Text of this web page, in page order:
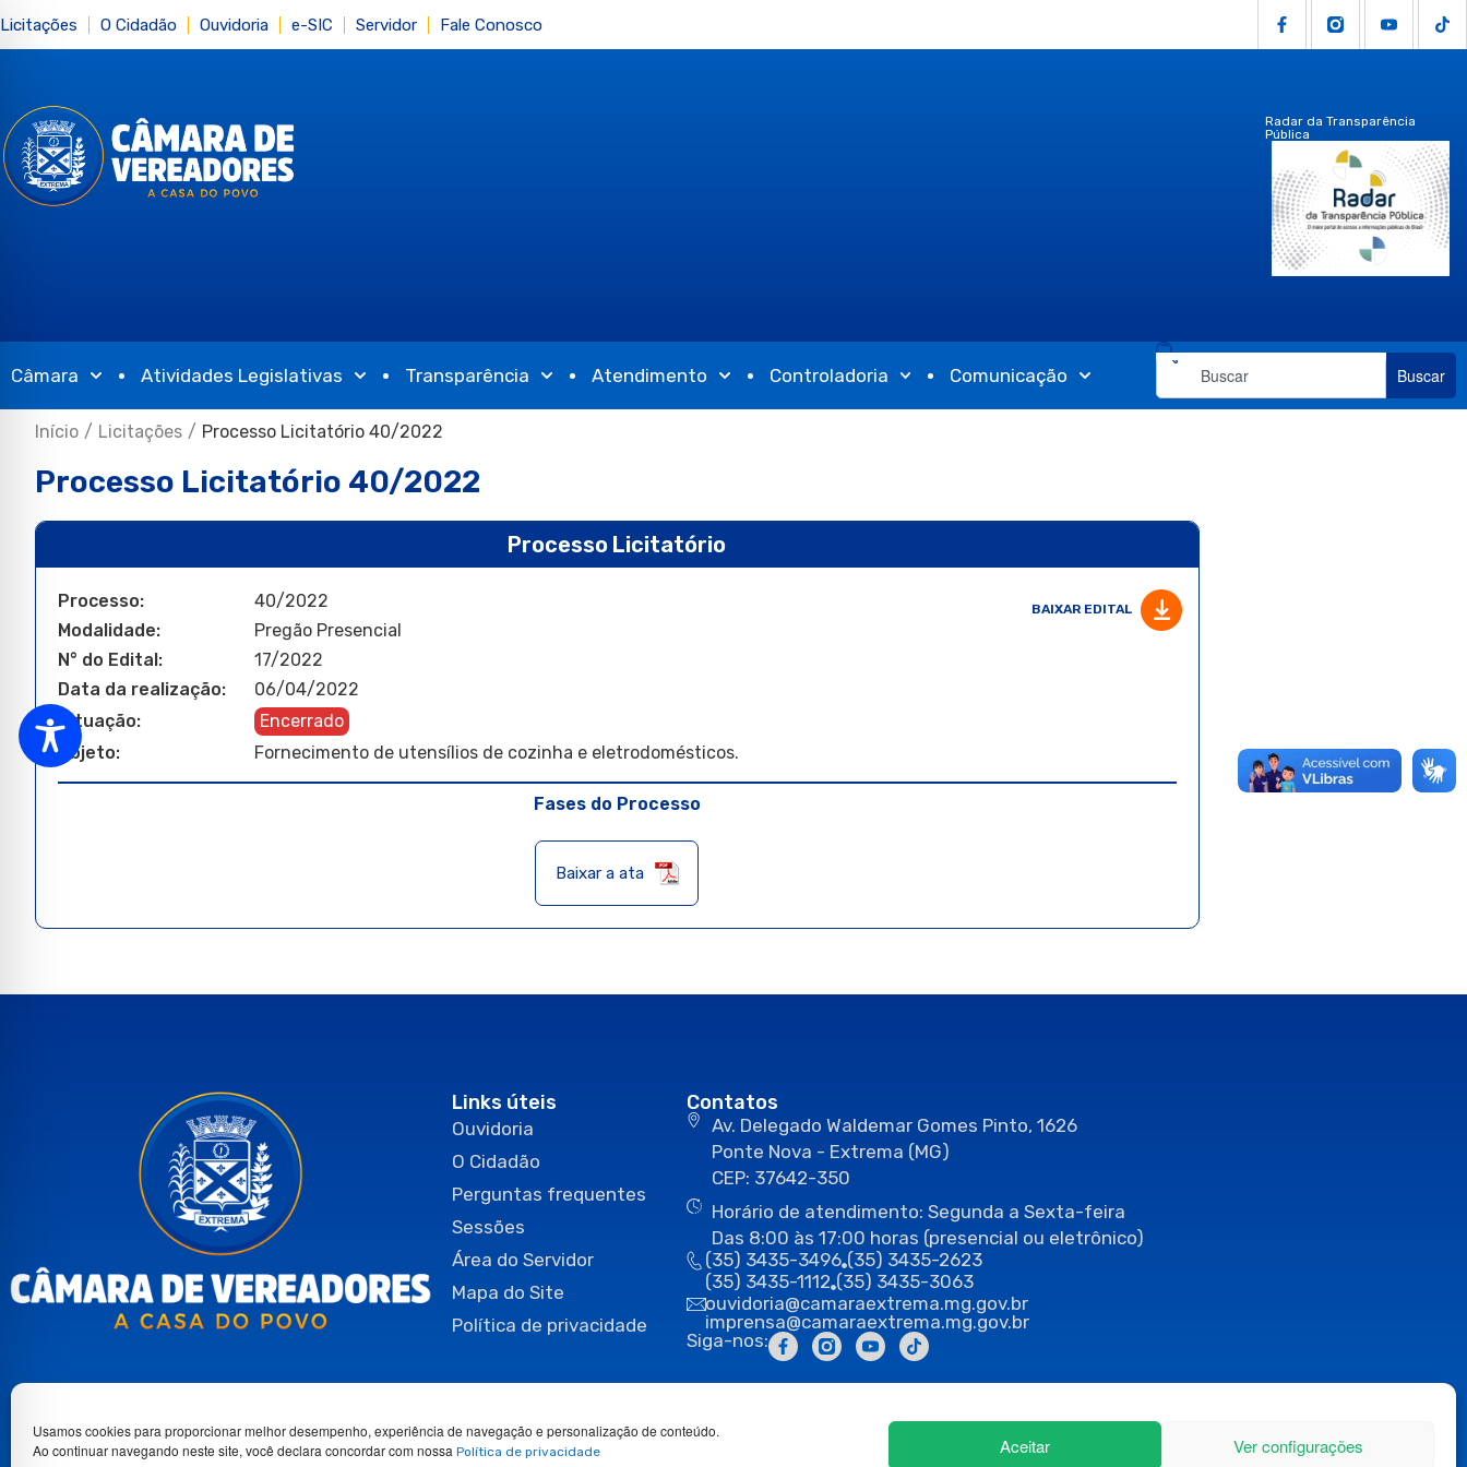
Usamos cookies para proporcionar melhor desempenho, experiência de navegação e personalização de conteúdo.
Ao continuar navegando neste site, você declara concordar com nossa Política de privacidade Aceitar Ver configurações
Licitações O Cidadão Ouvidoria e-SIC Servidor Fale Conosco
Radar da Transparência
Pública
Câmara Atividades Legislativas Transparência Atendimento Controladoria Comunicação Buscar
Início / Licitações / Processo Licitatório 40/2022
Processo Licitatório 40/2022
Processo Licitatório
Processo:
40/2022
Modalidade:
Pregão Presencial
N° do Edital:
17/2022
Data da realização:
06/04/2022
Situação:
Encerrado
Objeto:
Fornecimento de utensílios de cozinha e eletrodomésticos.
BAIXAR EDITAL
Fases do Processo
Baixar a ata
Links úteis
Ouvidoria
O Cidadão
Perguntas frequentes
Sessões
Área do Servidor
Mapa do Site
Política de privacidade
Contatos
Av. Delegado Waldemar Gomes Pinto, 1626
Ponte Nova - Extrema (MG)
CEP: 37642-350
Horário de atendimento: Segunda a Sexta-feira
Das 8:00 às 17:00 horas (presencial ou eletrônico)
(35) 3435-3496 (35) 3435-2623
(35) 3435-1112 (35) 3435-3063
ouvidoria@camaraextrema.mg.gov.br
imprensa@camaraextrema.mg.gov.br
Siga-nos: